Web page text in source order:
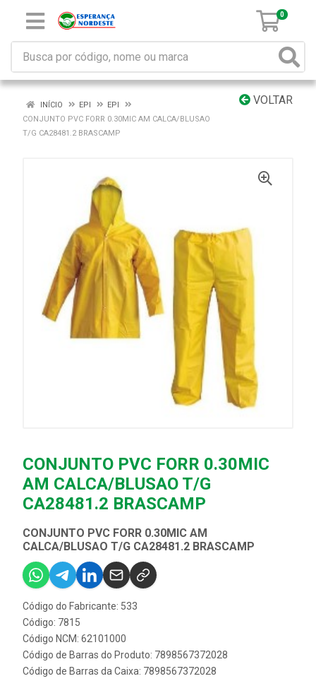
0
VOLTAR
INÍCIO EPI
EPI
CONJUNTO PVC FORR 0.30MIC AM CALCA/BLUSAO
T/G CA28481.2 BRASCAMP
CONJUNTO PVC FORR 0.30MIC
AM CALCA/BLUSAO T/G
CA28481.2 BRASCAMP
CONJUNTO PVC FORR 0.30MIC AM
CALCA/BLUSAO T/G CA28481.2 BRASCAMP
Código do Fabricante: 533
Código: 7815
Código NCM: 62101000
Código de Barras do Produto: 7898567372028
Código de Barras da Caixa: 7898567372028